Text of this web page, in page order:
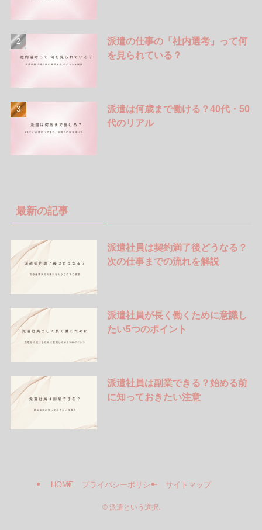
派遣の仕事の「社内選考」って何
を見られている？
派遣は何歳まで働ける？40代・50
代のリアル
最新の記事
派遣社員は契約満了後どうなる？
次の仕事までの流れを解説
派遣社員が長く働くために意識し
たい5つのポイント
派遣社員は副業できる？始める前
に知っておきたい注意
HOME プライバシーポリシー サイトマップ
©派遣という選択.